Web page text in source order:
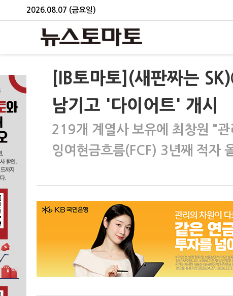
2026.08.07 (금요일)
[IB토마토](새판짜는
남기고 '다이어트' 개시
219개 계열사 보유에 최창원 "
잉여현금흐름(FCF) 3년째 적자